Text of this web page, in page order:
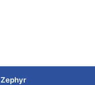
Zephyr